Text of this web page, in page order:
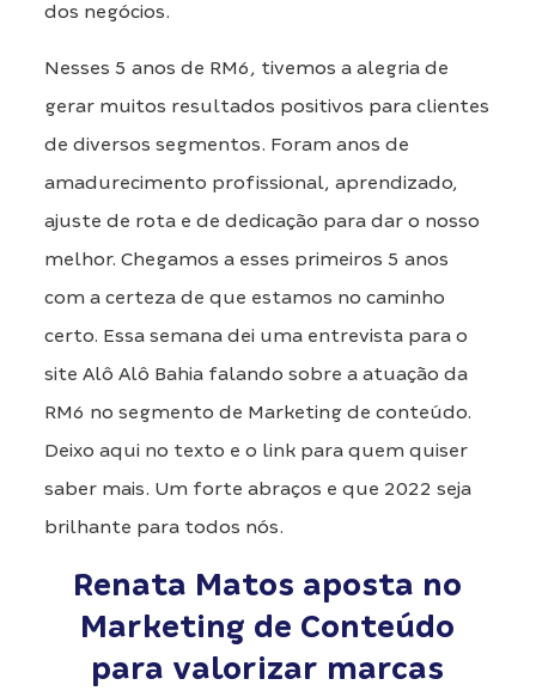
dos negócios.
Nesses 5 anos de RM6, tivemos a alegria de
gerar muitos resultados positivos para clientes
de diversos segmentos. Foram anos de
amadurecimento profissional, aprendizado,
ajuste de rota e de dedicação para dar o nosso
melhor. Chegamos a esses primeiros 5 anos
com a certeza de que estamos no caminho
certo. Essa semana dei uma entrevista para o
site Alô Alô Bahia falando sobre a atuação da
RM6 no segmento de Marketing de conteúdo.
Deixo aqui no texto e o link para quem quiser
saber mais. Um forte abraços e que 2022 seja
brilhante para todos nós.
Renata Matos aposta no
Marketing de Conteúdo
para valorizar marcas